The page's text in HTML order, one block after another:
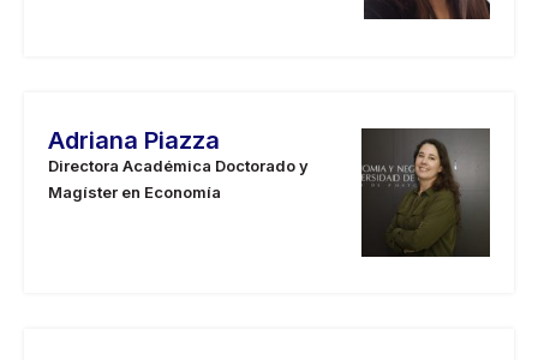
Adriana Piazza
Directora Académica Doctorado y
Magíster en Economía